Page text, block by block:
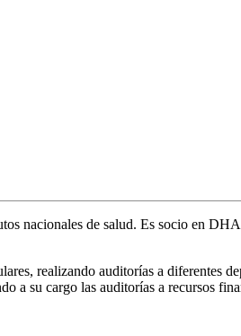
nacionales de salud. Es socio en
realizando auditorías a diferentes
su cargo las auditorías a recursos